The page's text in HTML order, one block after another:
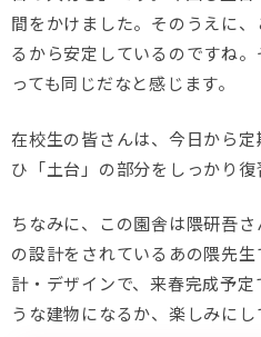
間をかけました。そのうえに
るから安定しているのですね
っても同じだなと感じます。
在校生の皆さんは、今日から
ひ「土台」の部分をしっかり復
ちなみに、この園舎は隈研吾
の設計をされているあの隈先
計・デザインで、来春完成予
うな建物になるか、楽しみにし